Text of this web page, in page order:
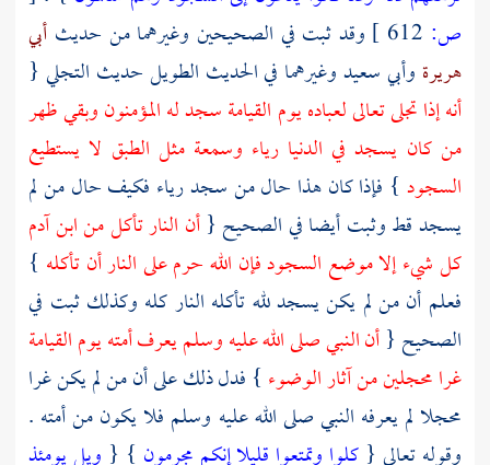
ص:
وقد ثبت في الصحيحين وغيرهما من حديث أبي
هريرة وأبي سعيدوغيرهما في الحديث الطويل حديث التجلي {
أنه إذا تجلى تعالى لعباده يوم القيامة سجد له المؤمنون وبقي ظهر
من كان يسجد في الدنيا رياء وسمعة مثل الطبق لا يستطيع
السجود } فإذا كان هذا حال من سجد رياء فكيف حال من لم
يسجد قط وثبت أيضا في الصحيح {أن النار تأكل من ابنآدم
كل شيء إلا موضع السجود فإن الله حرم على النار أن تأكله }
فعلم أن من لم يكن يسجد لله تأكله النار كله وكذلك ثبت في
الصحيح {أن النبي صلى الله عليه وسلم يعرف أمته يوم القيامة
غرا محجلين من آثار الوضوء } فدل ذلك على أن من لم يكن غرا
محجلا لم يعرفه النبي صلى الله عليه وسلم فلا يكون من أمته .
وقوله تعالى { كلوا وتمتعوا قليلا إنكم مجرمون } { ويل يومئذ